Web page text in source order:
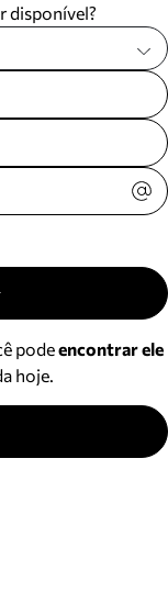
disponível?
podeencontrar ele
hoje.